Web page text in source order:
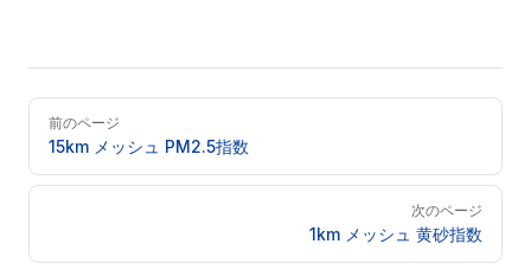
Pager
前のページ
15km メッシュ PM2.5指数
次のページ
1km メッシュ 黄砂指数